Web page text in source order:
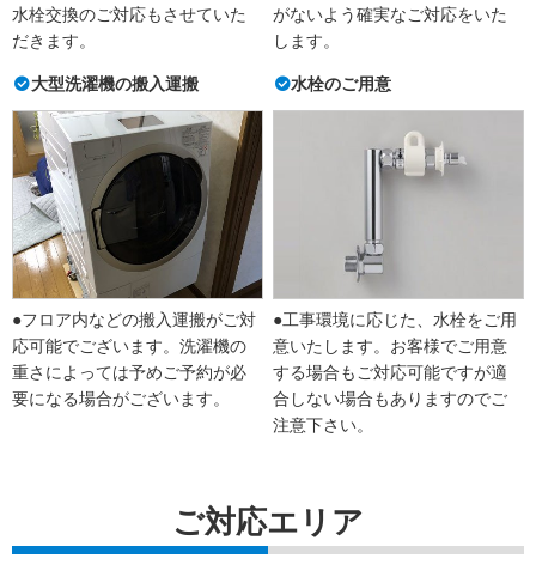
水栓交換のご対応もさせていた
だきます。
がないよう確実なご対応をいた
します。
大型洗濯機の搬入運搬
●フロア内などの搬入運搬がご対
応可能でございます。洗濯機の
重さによっては予めご予約が必
要になる場合がございます。
水栓のご用意
●工事環境に応じた、水栓をご用
意いたします。お客様でご用意
する場合もご対応可能ですが適
合しない場合もありますのでご
注意下さい。
ご対応エリア